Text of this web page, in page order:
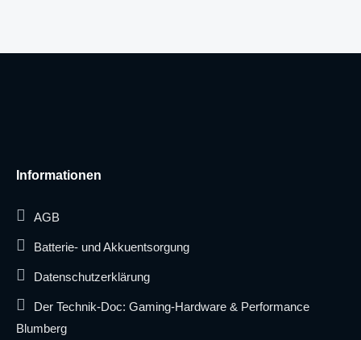
Informationen
AGB
Batterie- und Akkuentsorgung
Datenschutzerklärung
Der Technik-Doc: Gaming-Hardware & Performance
Blumberg